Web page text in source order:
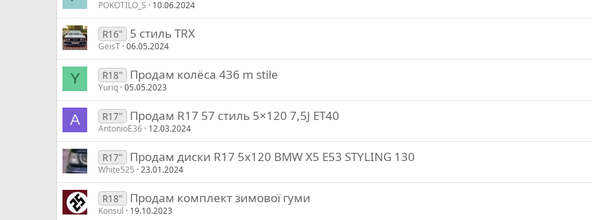
POKOTILO_S 10.06.2024
R16" 5 стиль TRX
GeisT 06.05.2024
Y R18" Продам колёса 436 m stile
Yuriq 05.05.2023
A R17" Продам R17 57 стиль 5×120 7,5J ET40
AntonioE36 12.03.2024
R17" Продам диски R17 5х120 BMW X5 E53 STYLING 130
White525 23.01.2024
R18" Продам комплект зимової гуми
Konsul 19.10.2023